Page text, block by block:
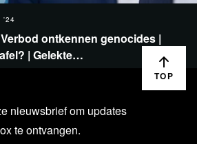
'24
ontkennen genocides |
| Gelekte…
TOP
nieuwsbrief om updates
te ontvangen.